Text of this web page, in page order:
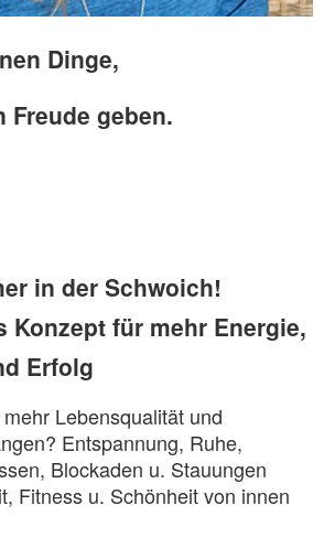
Dinge,
Freude geben.
in der Schwoich!
Konzept für mehr Energie,
Erfolg
Lebensqualität und
Entspannung, Ruhe,
Blockaden u. Stauungen
Fitness u. Schönheit von innen